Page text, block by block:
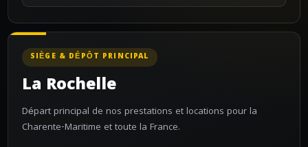
SIÈGE & DÉPÔT PRINCIPAL
La Rochelle
Départ principal de nos prestations et locations pour la
Charente-Maritime et toute la France.